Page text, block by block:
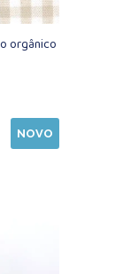
orgânico
NOVO